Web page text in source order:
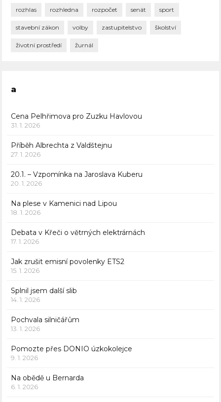
rozhlas rozhledna rozpočet senát sport
stavební zákon volby zastupitelstvo školství
životní prostředí žurnál
a
Cena Pelhřimova pro Zuzku Havlovou
31. 1. 2026
Příběh Albrechta z Valdštejnu
27. 1. 2026
20.1. – Vzpomínka na Jaroslava Kuberu
20. 1. 2026
Na plese v Kamenici nad Lipou
18. 1. 2026
Debata v Křeči o větrných elektrárnách
17. 1. 2026
Jak zrušit emisní povolenky ETS2
15. 1. 2026
Splnil jsem další slib
14. 1. 2026
Pochvala silničářům
13. 1. 2026
Pomozte přes DONIO úzkokolejce
9. 1. 2026
Na obědě u Bernarda
6. 1. 2026